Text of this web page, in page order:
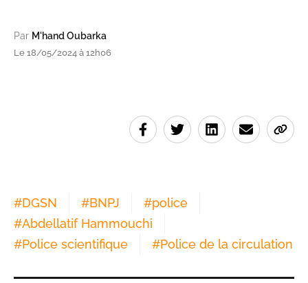
Par M'hand Oubarka
Le 18/05/2024 à 12h06
#DGSN #BNPJ #police
#Abdellatif Hammouchi
#Police scientifique #Police de la circulation